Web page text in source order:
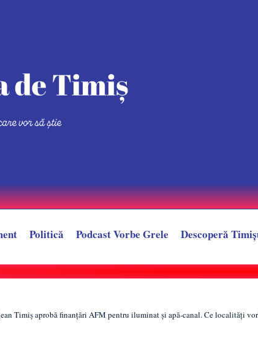
Politică Podcast Vorbe Grele Descoperă
accident, la Margina. Motocicleta pe care se aflau s-a izbit de
Timiș aprobă finanțări AFM pentru iluminat și apă-canal. Ce localități